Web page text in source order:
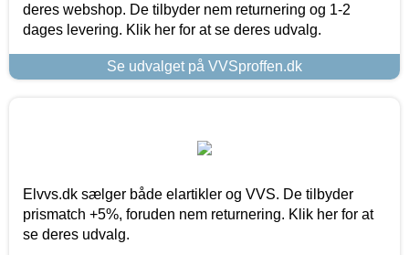
deres webshop. De tilbyder nem returnering og 1-2
dages levering. Klik her for at se deres udvalg.
Se udvalget på VVSproffen.dk
Elvvs.dk sælger både elartikler og VVS. De tilbyder
prismatch +5%, foruden nem returnering. Klik her for at
se deres udvalg.